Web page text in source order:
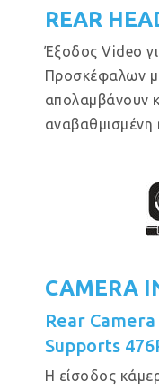
REAR
Έξοδος Video
Προσκέφαλων
απολαμβάνουν
αναβαθμισμένη
CAMERA
Rear Camera
Supports
Η είσοδος